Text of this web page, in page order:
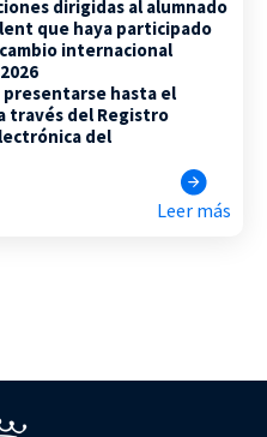
dirigidas al alumnado
que haya participado
internacional
hasta el
través del Registro
del
Leer más